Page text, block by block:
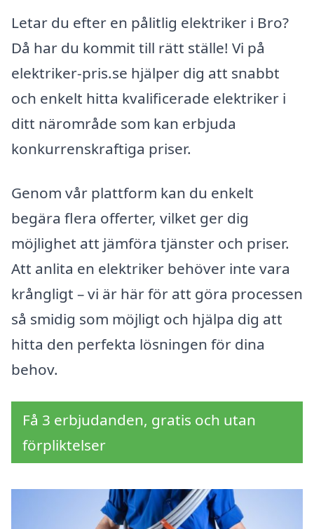
Letar du efter en pålitlig elektriker i Bro?
Då har du kommit till rätt ställe! Vi på
elektriker-pris.se hjälper dig att snabbt
och enkelt hitta kvalificerade elektriker i
ditt närområde som kan erbjuda
konkurrenskraftiga priser.
Genom vår plattform kan du enkelt
begära flera offerter, vilket ger dig
möjlighet att jämföra tjänster och priser.
Att anlita en elektriker behöver inte vara
krångligt – vi är här för att göra processen
så smidig som möjligt och hjälpa dig att
hitta den perfekta lösningen för dina
behov.
Få 3 erbjudanden, gratis och utan
förpliktelser